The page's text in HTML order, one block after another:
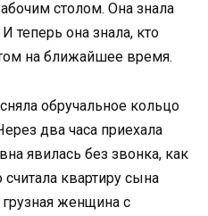
столом. Она знала
теперь она знала, кто
на ближайшее время.
обручальное кольцо
два часа приехала
явилась без звонка, как
квартиру сына
женщина с